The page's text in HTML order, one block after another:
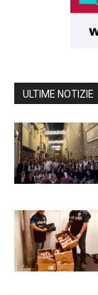
ULTIME NOTIZIE